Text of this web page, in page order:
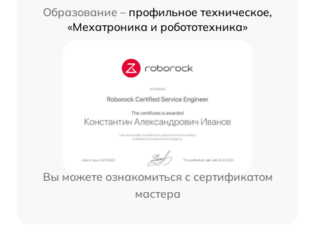
Образование – профильное техническое,
«Мехатроника и робототехника»
Вы можете ознакомиться с сертификатом
мастера